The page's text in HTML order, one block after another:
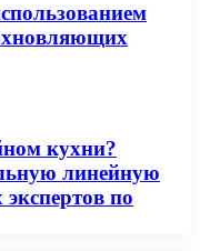
кухни?
линейную
по